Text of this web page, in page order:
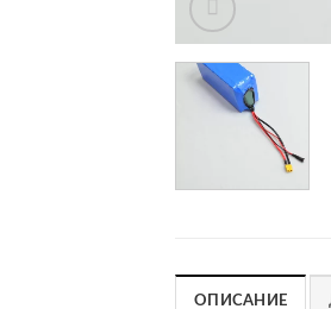
ОПИСАНИЕ